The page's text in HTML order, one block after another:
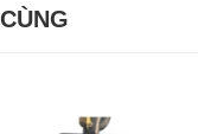
cao cấp lại được